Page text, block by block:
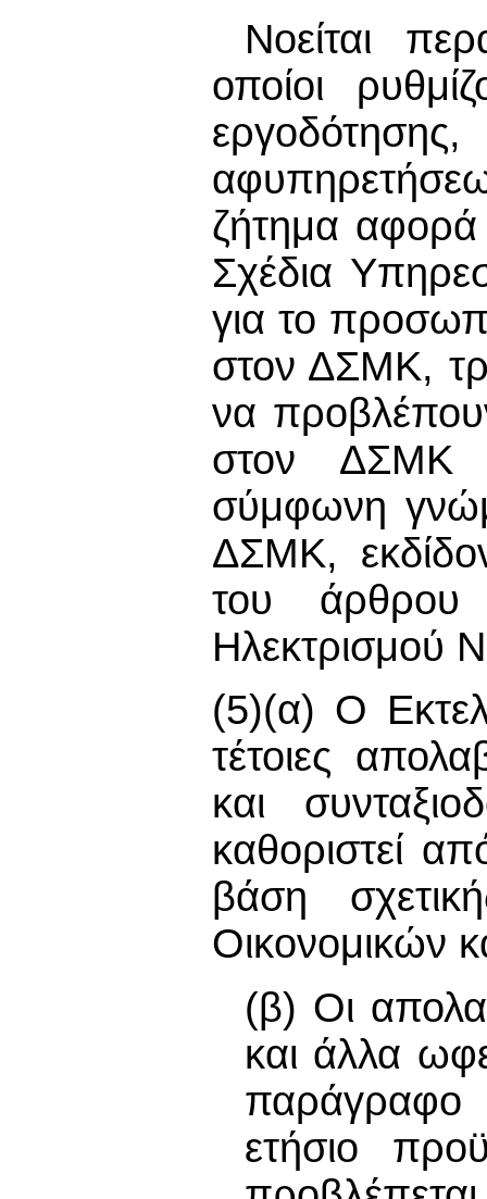
Νοείται
οποίοι
ζήτημα
Σχέδια
για το
στον ΔΣΜΚ,
να
στον ΔΣΜΚ
σύμφωνη
ΔΣΜΚ,
του
Ηλεκτρισμού
(5)(α) Ο
τέτοιες
και
καθοριστεί
βάση
Οικονομικών
(β) Οι
και άλλα
ετήσιο